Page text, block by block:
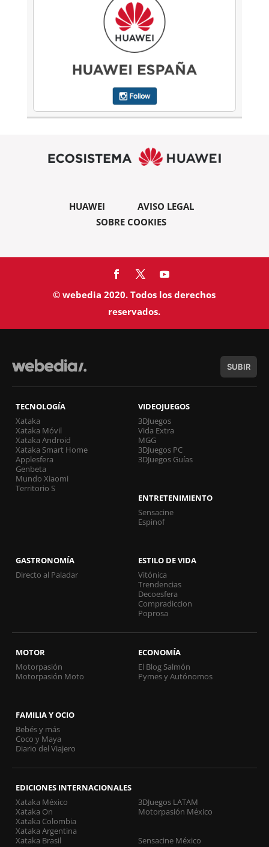
HUAWEI
AVISO LEGAL
SOBRE COOKIES
© webedia 2020. Todos los derechos
reservados.
SUBIR
TECNOLOGÍA
Xataka
Xataka Móvil
Xataka Android
Xataka Smart Home
Applesfera
Genbeta
Mundo Xiaomi
Territorio S
VIDEOJUEGOS
3DJuegos
Vida Extra
MGG
3DJuegos PC
3DJuegos Guías
ENTRETENIMIENTO
Sensacine
Espinof
GASTRONOMÍA
Directo al Paladar
ESTILO DE VIDA
Vitónica
Trendencias
Decoesfera
Compradiccion
Poprosa
MOTOR
Motorpasión
Motorpasión Moto
ECONOMÍA
El Blog Salmón
Pymes y Autónomos
FAMILIA Y OCIO
Bebés y más
Coco y Maya
Diario del Viajero
EDICIONES INTERNACIONALES
Xataka México
Xataka On
Xataka Colombia
Xataka Argentina
Xataka Brasil
3DJuegos LATAM
Motorpasión México
Sensacine México